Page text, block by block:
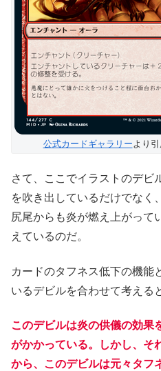
公式カードギャラリー より引
さて、ここでイラストのデビ
を吹き出しているだけでなく
尻尾からも炎が燃え上がって
えているのだ。
カードのタフネス低下の機能
いるデビルを合わせて考える
このデビルは炎の供儀の効果
がかかっている。しかし、そ
から、このデビルは元々タフ